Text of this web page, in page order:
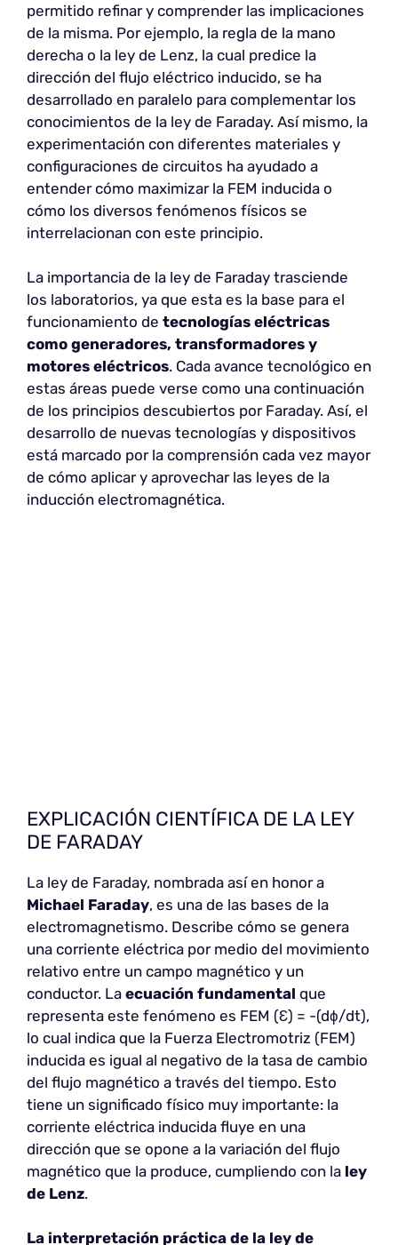
permitido refinar y comprender las implicaciones
de la misma. Por ejemplo, la regla de la mano
derecha o la ley de Lenz, la cual predice la
dirección del flujo eléctrico inducido, se ha
desarrollado en paralelo para complementar los
conocimientos de la ley de Faraday. Así mismo, la
experimentación con diferentes materiales y
configuraciones de circuitos ha ayudado a
entender cómo maximizar la FEM inducida o
cómo los diversos fenómenos físicos se
interrelacionan con este principio.
La importancia de la ley de Faraday trasciende
los laboratorios, ya que esta es la base para el
funcionamiento de tecnologías eléctricas
como generadores, transformadores y
motores eléctricos. Cada avance tecnológico en
estas áreas puede verse como una continuación
de los principios descubiertos por Faraday. Así, el
desarrollo de nuevas tecnologías y dispositivos
está marcado por la comprensión cada vez mayor
de cómo aplicar y aprovechar las leyes de la
inducción electromagnética.
EXPLICACIÓN CIENTÍFICA DE LA LEY
DE FARADAY
La ley de Faraday, nombrada así en honor a
Michael Faraday, es una de las bases de la
electromagnetismo. Describe cómo se genera
una corriente eléctrica por medio del movimiento
relativo entre un campo magnético y un
conductor. La ecuación fundamental que
representa este fenómeno es FEM (Ɛ) = -(dϕ/dt),
lo cual indica que la Fuerza Electromotriz (FEM)
inducida es igual al negativo de la tasa de cambio
del flujo magnético a través del tiempo. Esto
tiene un significado físico muy importante: la
corriente eléctrica inducida fluye en una
dirección que se opone a la variación del flujo
magnético que la produce, cumpliendo con la ley
de Lenz.
La interpretación práctica de la ley de